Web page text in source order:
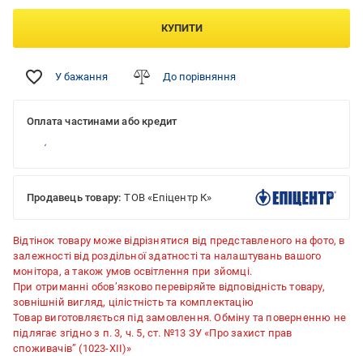
КУПИТИ
У бажання До порівняння
Оплата частинами або кредит
Продавець товару: ТОВ «Епіцентр К»
Відтінок товару може відрізнятися від представленого на фото, в
залежності від роздільної здатності та налаштувань вашого
монітора, а також умов освітлення при зйомці.
При отриманні обов’язково перевіряйте відповідність товару,
зовнішній вигляд, цілістність та комплектацію
Товар виготовляється під замовлення. Обміну та поверненню не
підлягає згідно з п. 3, ч. 5, ст. №13 ЗУ «Про захист прав
споживачів” (1023-XII)»